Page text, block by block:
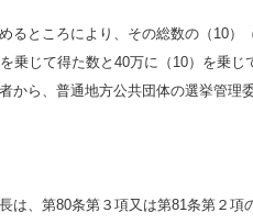
るところにより、その総数の（10）
乗じて得た数と40万に（10）を乗じ
から、普通地方公共団体の選挙管理
は、第80条第３項又は第81条第２項